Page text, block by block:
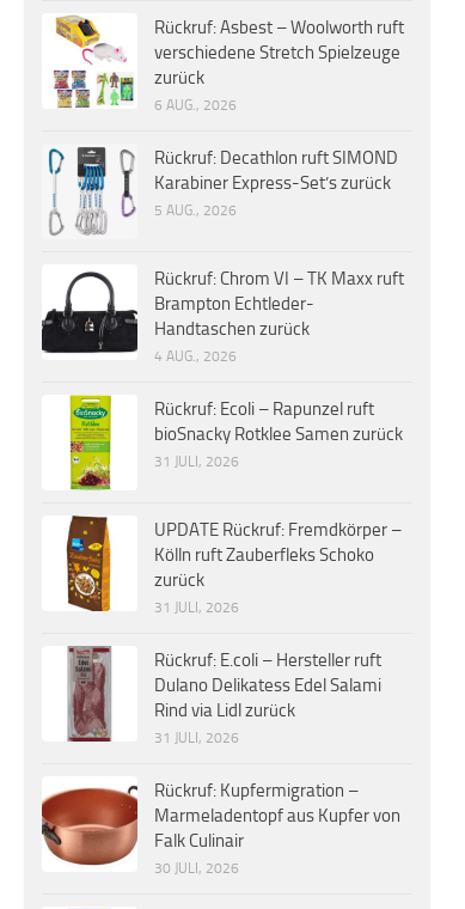
Rückruf: Asbest – Woolworth ruft
verschiedene Stretch Spielzeuge
zurück
6 AUG., 2026
Rückruf: Decathlon ruft SIMOND
Karabiner Express-Set’s zurück
5 AUG., 2026
Rückruf: Chrom VI – TK Maxx ruft
Brampton Echtleder-
Handtaschen zurück
4 AUG., 2026
Rückruf: Ecoli – Rapunzel ruft
bioSnacky Rotklee Samen zurück
31 JULI, 2026
UPDATE Rückruf: Fremdkörper –
Kölln ruft Zauberfleks Schoko
zurück
31 JULI, 2026
Rückruf: E.coli – Hersteller ruft
Dulano Delikatess Edel Salami
Rind via Lidl zurück
31 JULI, 2026
Rückruf: Kupfermigration –
Marmeladentopf aus Kupfer von
Falk Culinair
30 JULI, 2026